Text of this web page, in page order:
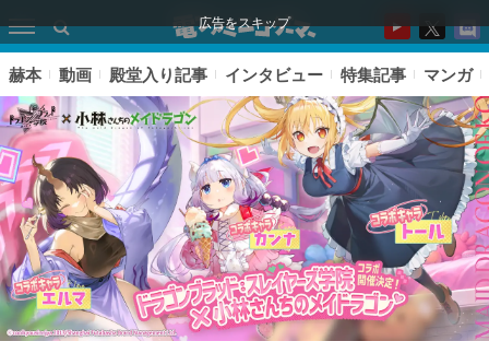
広告をスキップ
赫本 動画 殿堂入り記事 インタビュー 特集記事 マンガ